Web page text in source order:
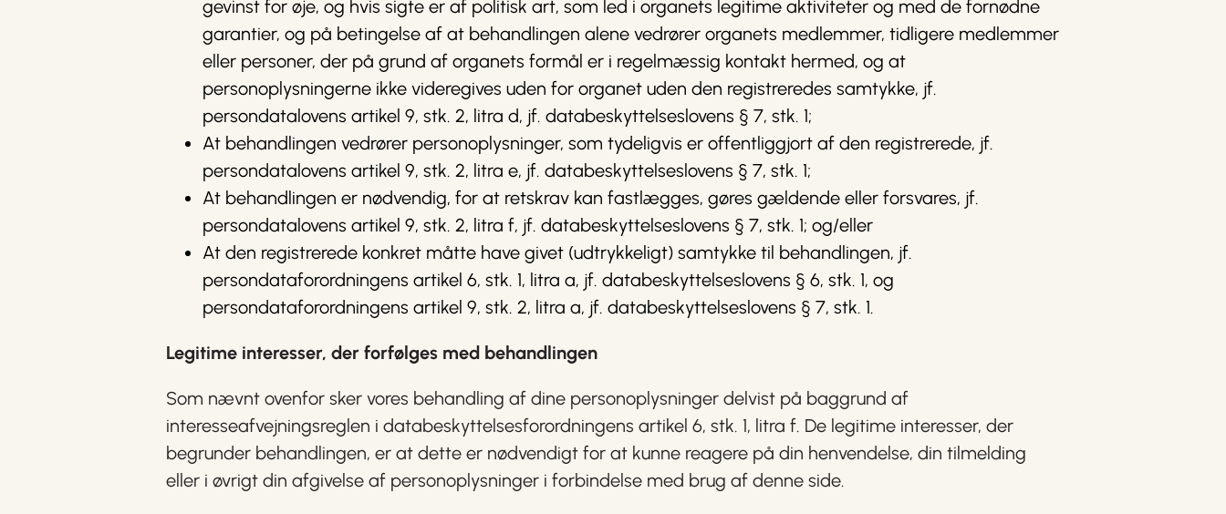
gevinst for øje, og hvis sigte er af politisk art, som led i organets legitime aktiviteter og med de fornødne
garantier, og på betingelse af at behandlingen alene vedrører organets medlemmer, tidligere medlemmer
eller personer, der på grund af organets formål er i regelmæssig kontakt hermed, og at
personoplysningerne ikke videregives uden for organet uden den registreredes samtykke, jf.
persondatalovens artikel 9, stk. 2, litra d, jf. databeskyttelseslovens § 7, stk. 1;
At behandlingen vedrører personoplysninger, som tydeligvis er offentliggjort af den registrerede, jf.
persondatalovens artikel 9, stk. 2, litra e, jf. databeskyttelseslovens § 7, stk. 1;
At behandlingen er nødvendig, for at retskrav kan fastlægges, gøres gældende eller forsvares, jf.
persondatalovens artikel 9, stk. 2, litra f, jf. databeskyttelseslovens § 7, stk. 1; og/eller
At den registrerede konkret måtte have givet (udtrykkeligt) samtykke til behandlingen, jf.
persondataforordningens artikel 6, stk. 1, litra a, jf. databeskyttelseslovens § 6, stk. 1, og
persondataforordningens artikel 9, stk. 2, litra a, jf. databeskyttelseslovens § 7, stk. 1.
Legitime interesser, der forfølges med behandlingen
Som nævnt ovenfor sker vores behandling af dine personoplysninger delvist på baggrund af
interesseafvejningsreglen i databeskyttelsesforordningens artikel 6, stk. 1, litra f. De legitime interesser, der
begrunder behandlingen, er at dette er nødvendigt for at kunne reagere på din henvendelse, din tilmelding
eller i øvrigt din afgivelse af personoplysninger i forbindelse med brug af denne side.